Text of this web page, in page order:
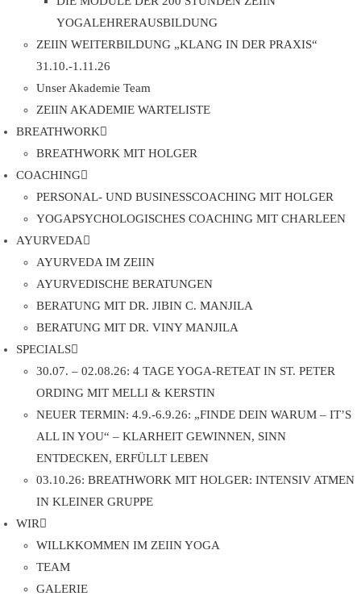
YOGALEHRERAUSBILDUNG
ZEIIN WEITERBILDUNG „KLANG IN DER PRAXIS“
31.10.-1.11.26
Unser Akademie Team
ZEIIN AKADEMIE WARTELISTE
BREATHWORK
BREATHWORK MIT HOLGER
COACHING
PERSONAL- UND BUSINESSCOACHING MIT HOLGER
YOGAPSYCHOLOGISCHES COACHING MIT CHARLEEN
AYURVEDA
AYURVEDA IM ZEIIN
AYURVEDISCHE BERATUNGEN
BERATUNG MIT DR. JIBIN C. MANJILA
BERATUNG MIT DR. VINY MANJILA
SPECIALS
30.07. – 02.08.26: 4 TAGE YOGA-RETEAT IN ST. PETER
ORDING MIT MELLI & KERSTIN
NEUER TERMIN: 4.9.-6.9.26: „FINDE DEIN WARUM – IT’S
ALL IN YOU“ – KLARHEIT GEWINNEN, SINN
ENTDECKEN, ERFÜLLT LEBEN
03.10.26: BREATHWORK MIT HOLGER: INTENSIV ATMEN
IN KLEINER GRUPPE
WIR
WILLKKOMMEN IM ZEIIN YOGA
TEAM
GALERIE